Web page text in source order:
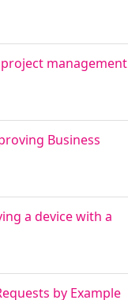
management
Business
a device with a
by Example